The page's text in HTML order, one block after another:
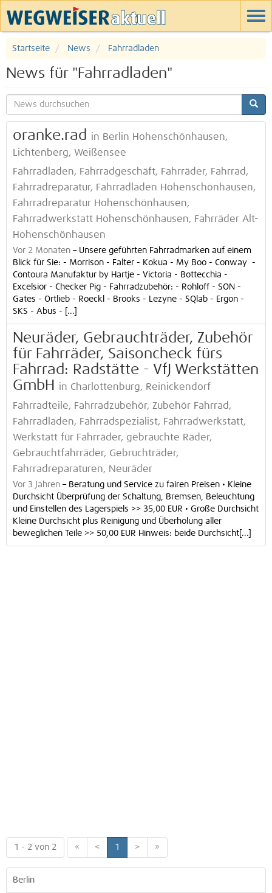
Startseite News Fahrradladen
News für "Fahrradladen"
oranke.rad in Berlin Hohenschönhausen,
Lichtenberg, Weißensee
Fahrradladen, Fahrradgeschäft, Fahrräder, Fahrrad,
Fahrradreparatur, Fahrradladen Hohenschönhausen,
Fahrradreparatur Hohenschönhausen,
Fahrradwerkstatt Hohenschönhausen, Fahrräder Alt-
Hohenschönhausen
Vor 2 Monaten – Unsere geführten Fahrradmarken auf einem
Blick für Sie: - Morrison - Falter - Kokua - My Boo - Conway -
Contoura Manufaktur by Hartje - Victoria - Bottecchia -
Excelsior - Checker Pig - Fahrradzubehör: - Rohloff - SON -
Gates - Ortlieb - Roeckl - Brooks - Lezyne - SQlab - Ergon -
SKS - Abus - [...]
Neuräder, Gebrauchträder, Zubehör
für Fahrräder, Saisoncheck fürs
Fahrrad: Radstätte - VfJ Werkstätten
GmbH
in Charlottenburg, Reinickendorf
Fahrradteile, Fahrradzubehör, Zubehör Fahrrad,
Fahrradladen, Fahrradspezialist, Fahrradwerkstatt,
Werkstatt für Fahrräder, gebrauchte Räder,
Gebrauchtfahrräder, Gebruchträder,
Fahrradreparaturen, Neuräder
Vor 3 Jahren – Beratung und Service zu fairen Preisen • Kleine
Durchsicht Überprüfung der Schaltung, Bremsen, Beleuchtung
und Einstellen des Lagerspiels >> 35,00 EUR • Große Durchsicht
Kleine Durchsicht plus Reinigung und Überholung aller
beweglichen Teile >> 50,00 EUR Hinweis: beide Durchsicht[...]
1 - 2 von 2 « < 1 > »
Berlin